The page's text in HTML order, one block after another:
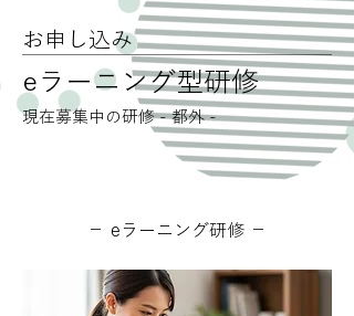
お申し込み
eラーニング型研修
現在募集中の研修 - 都外 -
－ eラーニング研修 －